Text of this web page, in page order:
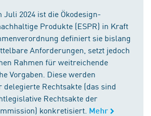
Juli 2024 ist die Ökodesign-
Produkte (ESPR) in Kraft
definiert sie bislang
Anforderungen, setzt jedoch
Rahmen für weitreichende
Vorgaben. Diese werden
Rechtsakte (das sind
Rechtsakte der
konkretisiert. Mehr